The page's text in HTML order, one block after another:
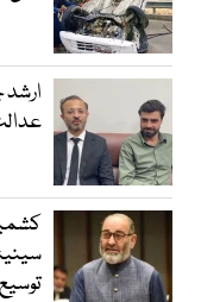
توسیع